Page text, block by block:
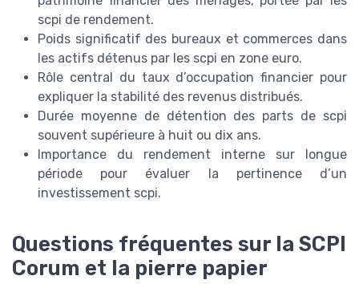
scpi de rendement.
Poids significatif des bureaux et commerces dans
les actifs détenus par les scpi en zone euro.
Rôle central du taux d’occupation financier pour
expliquer la stabilité des revenus distribués.
Durée moyenne de détention des parts de scpi
souvent supérieure à huit ou dix ans.
Importance du rendement interne sur longue
période pour évaluer la pertinence d’un
investissement scpi.
Questions fréquentes sur la SCPI
Corum et la pierre papier